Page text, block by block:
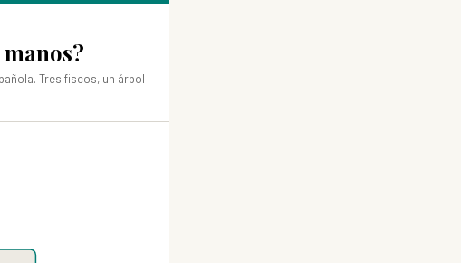
Tres fiscos, un árbol